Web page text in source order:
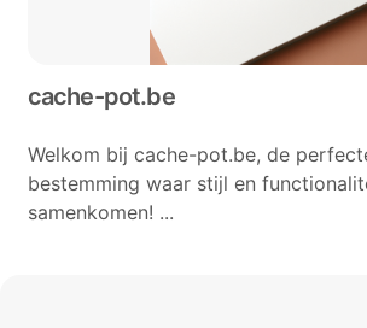
cache-pot.be
Welkom bij cache-pot.be, de
bestemming waar stijl en
samenkomen! ...